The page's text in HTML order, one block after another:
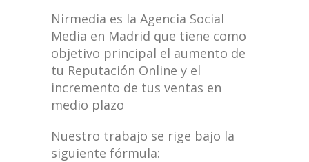
Nirmedia es la Agencia Social
Media en Madrid que tiene como
objetivo principal el aumento de
tu Reputación Online y el
incremento de tus ventas en
medio plazo
Nuestro trabajo se rige bajo la
siguiente fórmula: